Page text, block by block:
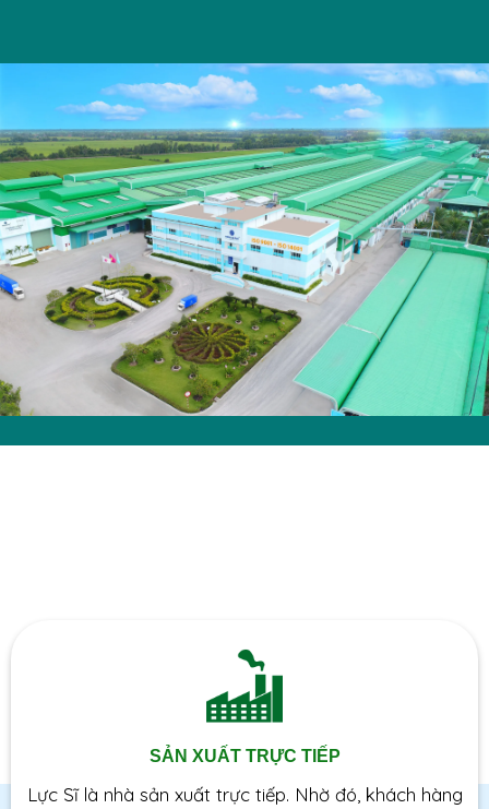
SẢN XUẤT TRỰC TIẾP
Lực Sĩ là nhà sản xuất trực tiếp. Nhờ đó, khách hàng